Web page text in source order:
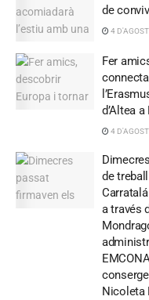
de
4
Fer
d’Altea
4
de
a través
Nicoleta